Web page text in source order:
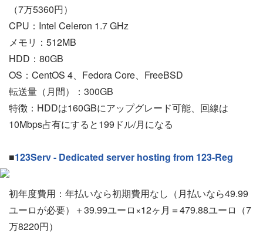
（7万5360円）
CPU：Intel Celeron 1.7 GHz
メモリ：512MB
HDD：80GB
OS：CentOS 4、Fedora Core、FreeBSD
転送量（月間）：300GB
特徴：HDDは160GBにアップグレード可能、回線は
10Mbps占有にすると199ドル/月になる
■123Serv - Dedicated server hosting from 123-Reg
初年度費用：年払いなら初期費用なし（月払いなら49.99
ユーロが必要）＋39.99ユーロ×12ヶ月＝479.88ユーロ（7
万8220円）